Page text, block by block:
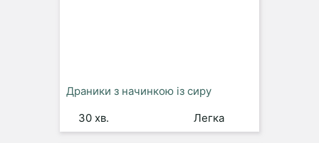
Драники з начинкою із сиру
30 хв.
Легка